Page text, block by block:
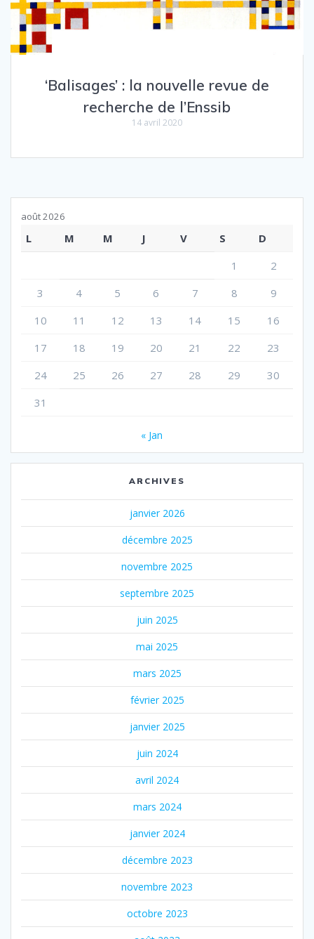
‘Balisages’ : la nouvelle revue de
recherche de l’Enssib
14 avril 2020
août 2026
L M M J V S
D
1
2
3
4 5 6 7 8
9
10
11 12 13 14 15
16
17
18 19 20 21 22
23
24
25 26 27 28 29
30
31
« Jan
ARCHIVES
janvier 2026
décembre 2025
novembre 2025
septembre 2025
juin 2025
mai 2025
mars 2025
février 2025
janvier 2025
juin 2024
avril 2024
mars 2024
janvier 2024
décembre 2023
novembre 2023
octobre 2023